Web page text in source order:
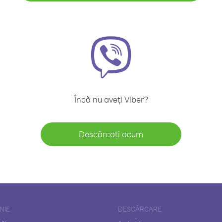
Încă nu aveți Viber?
Descărcați acum
DESCĂRCARE